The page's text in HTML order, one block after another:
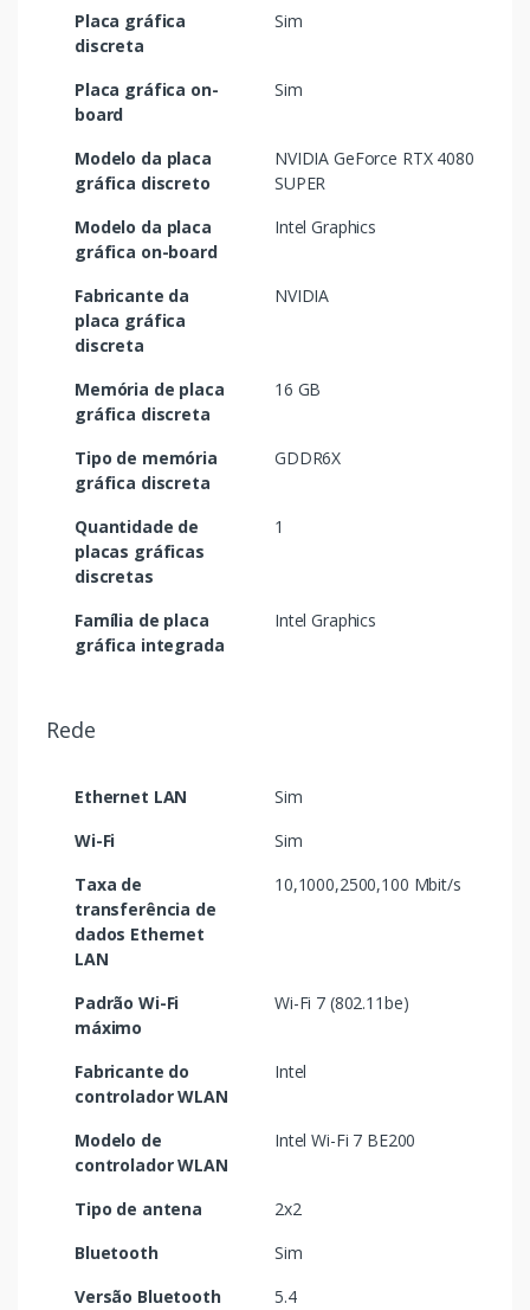
Placa gráfica
discreta
Sim
Placa gráfica on-
board
Sim
Modelo da placa
gráfica discreto
NVIDIA GeForce RTX 4080
SUPER
Modelo da placa
gráfica on-board
Intel Graphics
Fabricante da
placa gráfica
discreta
NVIDIA
Memória de placa
gráfica discreta
16 GB
Tipo de memória
gráfica discreta
GDDR6X
Quantidade de
placas gráficas
discretas
1
Família de placa
gráfica integrada
Intel Graphics
Rede
Ethernet LAN
Sim
Wi-Fi
Sim
Taxa de
transferência de
dados Ethernet
LAN
10,1000,2500,100 Mbit/s
Padrão Wi-Fi
máximo
Wi-Fi 7 (802.11be)
Fabricante do
controlador WLAN
Intel
Modelo de
controlador WLAN
Intel Wi-Fi 7 BE200
Tipo de antena
2x2
Bluetooth
Sim
Versão Bluetooth
5.4